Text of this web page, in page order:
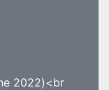
2022)<br